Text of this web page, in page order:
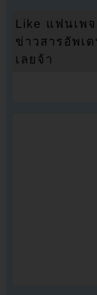
Like แฟนเพ
ข่าวสารอัพเ
เลยจ้า